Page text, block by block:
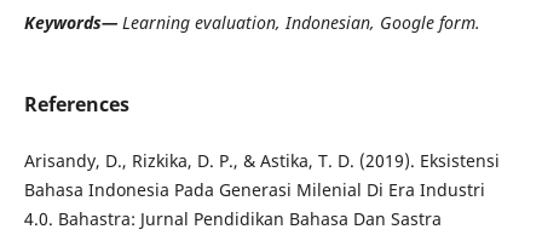
Keywords— Learning evaluation, Indonesian, Google form.
References
Arisandy, D., Rizkika, D. P., & Astika, T. D. (2019). Eksistensi
Bahasa Indonesia Pada Generasi Milenial Di Era Industri
4.0. Bahastra: Jurnal Pendidikan Bahasa Dan Sastra